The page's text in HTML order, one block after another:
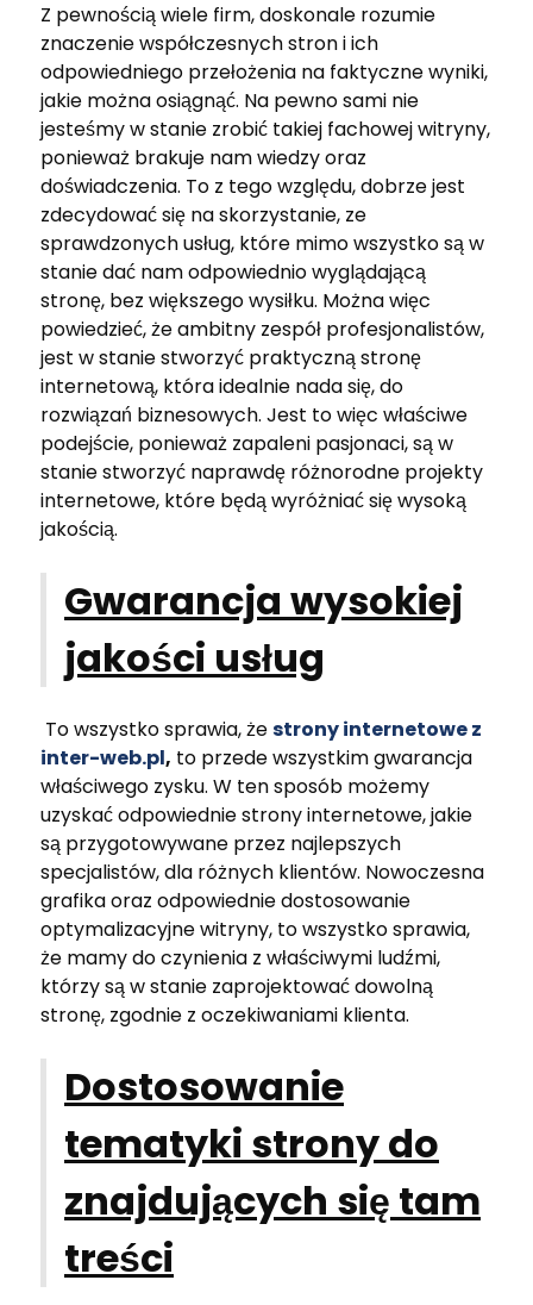
Z pewnością wiele firm, doskonale rozumie
znaczenie współczesnych stron i ich
odpowiedniego przełożenia na faktyczne wyniki,
jakie można osiągnąć. Na pewno sami nie
jesteśmy w stanie zrobić takiej fachowej witryny,
ponieważ brakuje nam wiedzy oraz
doświadczenia. To z tego względu, dobrze jest
zdecydować się na skorzystanie, ze
sprawdzonych usług, które mimo wszystko są w
stanie dać nam odpowiednio wyglądającą
stronę, bez większego wysiłku. Można więc
powiedzieć, że ambitny zespół profesjonalistów,
jest w stanie stworzyć praktyczną stronę
internetową, która idealnie nada się, do
rozwiązań biznesowych. Jest to więc właściwe
podejście, ponieważ zapaleni pasjonaci, są w
stanie stworzyć naprawdę różnorodne projekty
internetowe, które będą wyróżniać się wysoką
jakością.
Gwarancja wysokiej
jakości usług
To wszystko sprawia, żestrony internetowe z
inter-web.pl, to przede wszystkim gwarancja
właściwego zysku. W ten sposób możemy
uzyskać odpowiednie strony internetowe, jakie
są przygotowywane przez najlepszych
specjalistów, dla różnych klientów. Nowoczesna
grafika oraz odpowiednie dostosowanie
optymalizacyjne witryny, to wszystko sprawia,
że mamy do czynienia z właściwymi ludźmi,
którzy są w stanie zaprojektować dowolną
stronę, zgodnie z oczekiwaniami klienta.
Dostosowanie
tematyki strony do
znajdujących się tam
treści